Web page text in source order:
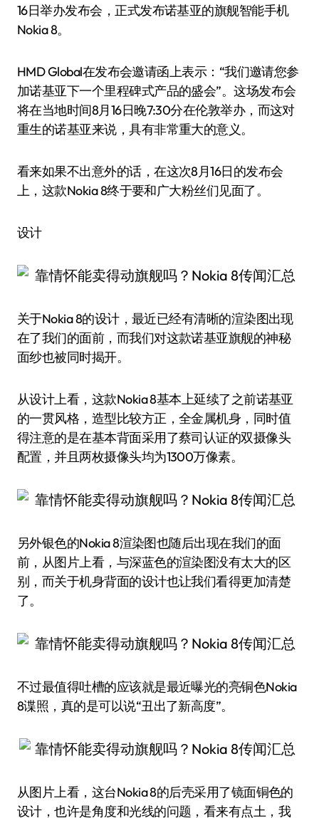
16日举办发布会，正式发布诺基亚的旗舰智能手机
Nokia 8。
HMD Global在发布会邀请函上表示：“我们邀请您参
加诺基亚下一个里程碑式产品的盛会”。这场发布会
将在当地时间8月16日晚7:30分在伦敦举办，而这对
重生的诺基亚来说，具有非常重大的意义。
看来如果不出意外的话，在这次8月16日的发布会
上，这款Nokia 8终于要和广大粉丝们见面了。
设计
关于Nokia 8的设计，最近已经有清晰的渲染图出现
在了我们的面前，而我们对这款诺基亚旗舰的神秘
面纱也被同时揭开。
从设计上看，这款Nokia 8基本上延续了之前诺基亚
的一贯风格，造型比较方正，全金属机身，同时值
得注意的是在基本背面采用了蔡司认证的双摄像头
配置，并且两枚摄像头均为1300万像素。
另外银色的Nokia 8渲染图也随后出现在我们的面
前，从图片上看，与深蓝色的渲染图没有太大的区
别，而关于机身背面的设计也让我们看得更加清楚
了。
不过最值得吐槽的应该就是最近曝光的亮铜色Nokia
8谍照，真的是可以说“丑出了新高度”。
从图片上看，这台Nokia 8的后壳采用了镜面铜色的
设计，也许是角度和光线的问题，看来有点土，我